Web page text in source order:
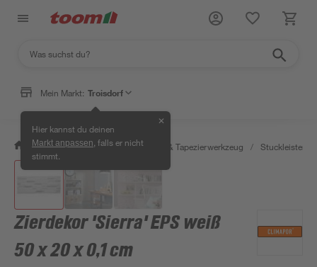
Mein Markt: Troisdorf
Hier kannst du deinen
Markt anpassen , falls er nicht
stimmt.
✕
/ Wohnen & Haushalt / Tapeten & Tapezierwerkzeug / Stuckleisten,
Zierdekor 'Sierra' EPS weiß
50 x 20 x 0,1 cm